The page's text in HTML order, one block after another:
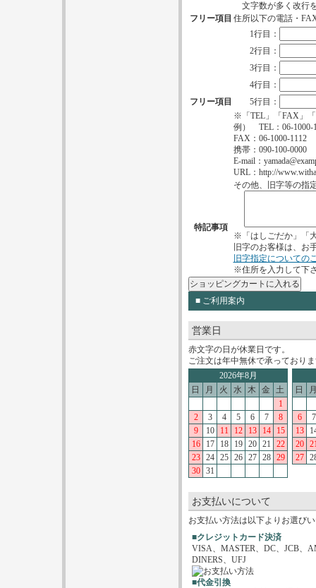
文字数が多く改行
フリー項目 住所以下の電話・
フリー項目
1行目：
2行目：
3行目：
4行目：
5行目：
※「TEL」「FAX」
例） TEL：06-1000-
FAX：06-1000-1112
携帯：090-100-0000
E-mail：
URL：http://
特記事項
その他、旧字等の指
※「はしごだか」「
旧字のお客様は、お
旧字指定についての
※住所を入力して下
■ ご利用案内
営業日
赤文字の日が休業日です。
ご注文は年中無休で承っており
2026年8月
日
月 火 水 木 金
土
1
2
3 4 5 6 7
8
9
10 11 12 13 14
15
16
17 18 19 20 21
22
23
24 25 26 27 28
29
30
31
日
6
7
13
20
27
お支払いについて
お支払い方法は以下よりお選び
■クレジットカード決済
VISA、MASTER、DC、JCB、
DINERS、UFJ
■代金引換